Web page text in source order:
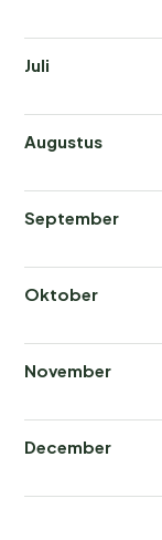
Juli
Augustus
September
Oktober
November
December